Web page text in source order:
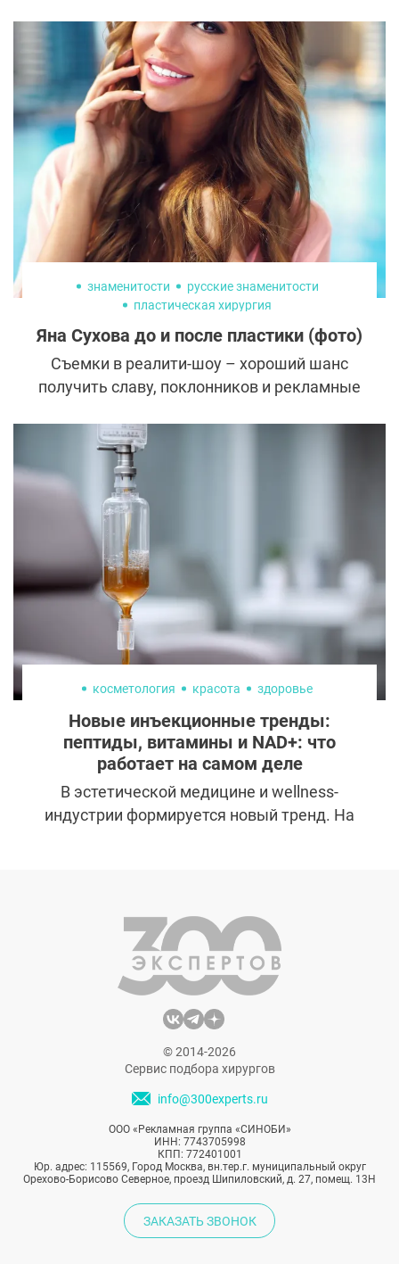
необходим дефицит калорий, а для второго
— профицит. В то же время многие
мечтают о прессе в совокупности с
объемными круглыми ягодицами. Так
возможно ли получить все и сразу?
Пластические хирурги уверяют: да! А
поможет в этом современная методика
комплексного липомоделирования.
знаменитости
русские знаменитости
пластическая хирургия
Яна Сухова до и после пластики (фото)
Съемки в реалити-шоу – хороший шанс
получить славу, поклонников и рекламные
Мексике» Яна Сухова удачно
воспользовалась такой возможностью.
После проекта она существенно изменила
свою жизнь: снялась для журнала Playboy,
собрала сотни тысяч подписчиков в
«Инстаграме» и приняла участие в новом
шоу «Туристы» на телеканале СТС.
косметология красота здоровье
Новые инъекционные тренды:
пептиды, витамины и NAD+: что
работает на самом деле
В эстетической медицине и wellness-
индустрии формируется новый тренд. На
инфузиях витаминов, пептидов и NAD+.
Популярность этих процедур во многом
сформирована социальными сетями и
публичными заявлениями известных
людей. Однако за внешней
привлекательностью тренда остается
главный вопрос — насколько эти методы
действительно эффективны и безопасны.
© 2014-2026
Сервис подбора хирургов
info@300experts.ru
ООО «Рекламная группа «СИНОБИ»
ИНН: 7743705998
КПП: 772401001
Юр. адрес: 115569, Город Москва, вн.тер.г. муниципальный округ
Орехово-Борисово Северное, проезд Шипиловский, д. 27, помещ. 13Н
ЗАКАЗАТЬ ЗВОНОК